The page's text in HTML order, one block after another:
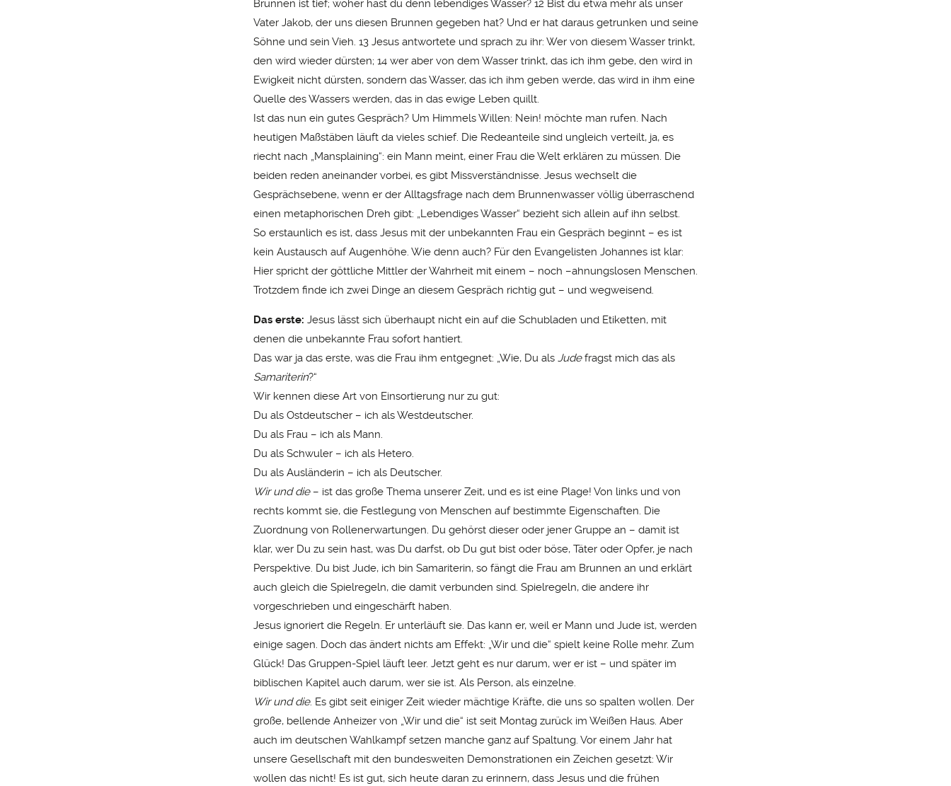
Brunnen ist tief; woher hast du denn lebendiges Wasser? 12 Bist du etwa mehr als unser
Vater Jakob, der uns diesen Brunnen gegeben hat? Und er hat daraus getrunken und seine
Söhne und sein Vieh. 13 Jesus antwortete und sprach zu ihr: Wer von diesem Wasser trinkt,
den wird wieder dürsten; 14 wer aber von dem Wasser trinkt, das ich ihm gebe, den wird in
Ewigkeit nicht dürsten, sondern das Wasser, das ich ihm geben werde, das wird in ihm eine
Quelle des Wassers werden, das in das ewige Leben quillt.
Ist das nun ein gutes Gespräch? Um Himmels Willen: Nein! möchte man rufen. Nach
heutigen Maßstäben läuft da vieles schief. Die Redeanteile sind ungleich verteilt, ja, es
riecht nach „Mansplaining“: ein Mann meint, einer Frau die Welt erklären zu müssen. Die
beiden reden aneinander vorbei, es gibt Missverständnisse. Jesus wechselt die
Gesprächsebene, wenn er der Alltagsfrage nach dem Brunnenwasser völlig überraschend
einen metaphorischen Dreh gibt: „Lebendiges Wasser“ bezieht sich allein auf ihn selbst.
So erstaunlich es ist, dass Jesus mit der unbekannten Frau ein Gespräch beginnt – es ist
kein Austausch auf Augenhöhe. Wie denn auch? Für den Evangelisten Johannes ist klar:
Hier spricht der göttliche Mittler der Wahrheit mit einem – noch –ahnungslosen Menschen.
Trotzdem finde ich zwei Dinge an diesem Gespräch richtig gut – und wegweisend.
Das erste: Jesus lässt sich überhaupt nicht ein auf die Schubladen und Etiketten, mit
denen die unbekannte Frau sofort hantiert.
Das war ja das erste, was die Frau ihm entgegnet: „Wie, Du als Judefragst mich das als
Samariterin?“
Wir kennen diese Art von Einsortierung nur zu gut:
Du als Ostdeutscher – ich als Westdeutscher.
Du als Frau – ich als Mann.
Du als Schwuler – ich als Hetero.
Du als Ausländerin – ich als Deutscher.
Wir und die– ist das große Thema unserer Zeit, und es ist eine Plage! Von links und von
rechts kommt sie, die Festlegung von Menschen auf bestimmte Eigenschaften. Die
Zuordnung von Rollenerwartungen. Du gehörst dieser oder jener Gruppe an – damit ist
klar, wer Du zu sein hast, was Du darfst, ob Du gut bist oder böse, Täter oder Opfer, je nach
Perspektive. Du bist Jude, ich bin Samariterin, so fängt die Frau am Brunnen an und erklärt
auch gleich die Spielregeln, die damit verbunden sind. Spielregeln, die andere ihr
vorgeschrieben und eingeschärft haben.
Jesus ignoriert die Regeln. Er unterläuft sie. Das kann er, weil er Mann und Jude ist, werden
einige sagen. Doch das ändert nichts am Effekt: „Wir und die“ spielt keine Rolle mehr. Zum
Glück! Das Gruppen-Spiel läuft leer. Jetzt geht es nur darum, wer er ist – und später im
biblischen Kapitel auch darum, wer sie ist. Als Person, als einzelne.
Wir und die. Es gibt seit einiger Zeit wieder mächtige Kräfte, die uns so spalten wollen. Der
große, bellende Anheizer von „Wir und die“ ist seit Montag zurück im Weißen Haus. Aber
auch im deutschen Wahlkampf setzen manche ganz auf Spaltung. Vor einem Jahr hat
unsere Gesellschaft mit den bundesweiten Demonstrationen ein Zeichen gesetzt: Wir
wollen das nicht! Es ist gut, sich heute daran zu erinnern, dass Jesus und die frühen